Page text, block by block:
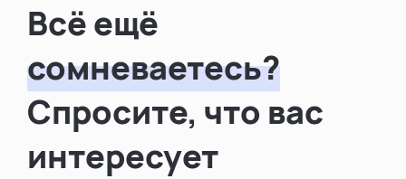
Всё ещё
сомневаетесь?
Спросите, что вас
интересует